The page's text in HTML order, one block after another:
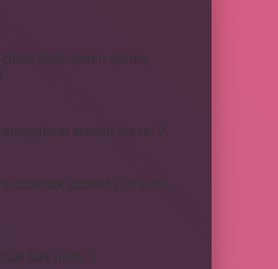
çinko oksit içeren güneş
tozunu alır mı ?
bakmak abdesti bozar mı
fark nedir ?